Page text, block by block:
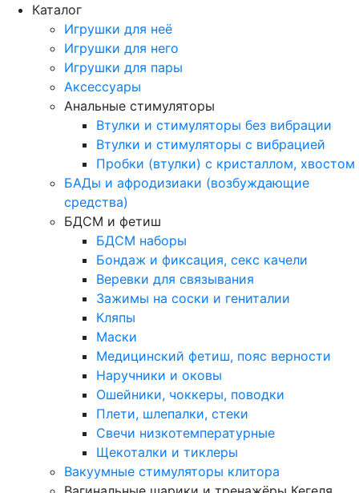
Каталог
Игрушки для неё
Игрушки для него
Игрушки для пары
Аксессуары
Анальные стимуляторы
Втулки и стимуляторы без вибрации
Втулки и стимуляторы с вибрацией
Пробки (втулки) с кристаллом, хвостом
БАДы и афродизиаки (возбуждающие
средства)
БДСМ и фетиш
БДСМ наборы
Бондаж и фиксация, секс качели
Веревки для связывания
Зажимы на соски и гениталии
Кляпы
Маски
Медицинский фетиш, пояс верности
Наручники и оковы
Ошейники, чоккеры, поводки
Плети, шлепалки, стеки
Свечи низкотемпературные
Щекоталки и тиклеры
Вакуумные стимуляторы клитора